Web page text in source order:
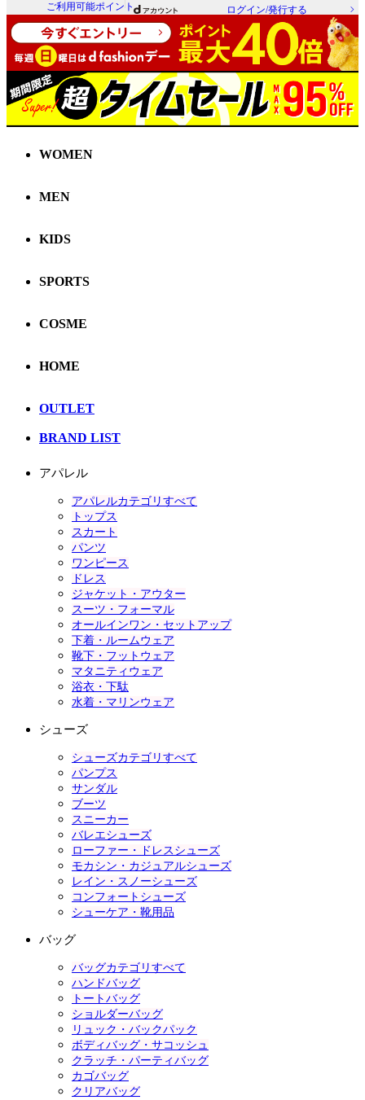
ご利用可能ポイント ログイン/発行する
WOMEN
MEN
KIDS
SPORTS
COSME
HOME
OUTLET
BRAND LIST
アパレル
アパレルカテゴリすべて
トップス
スカート
パンツ
ワンピース
ドレス
ジャケット・アウター
スーツ・フォーマル
オールインワン・セットアップ
下着・ルームウェア
靴下・フットウェア
マタニティウェア
浴衣・下駄
水着・マリンウェア
シューズ
シューズカテゴリすべて
パンプス
サンダル
ブーツ
スニーカー
バレエシューズ
ローファー・ドレスシューズ
モカシン・カジュアルシューズ
レイン・スノーシューズ
コンフォートシューズ
シューケア・靴用品
バッグ
バッグカテゴリすべて
ハンドバッグ
トートバッグ
ショルダーバッグ
リュック・バックパック
ボディバッグ・サコッシュ
クラッチ・パーティバッグ
カゴバッグ
クリアバッグ